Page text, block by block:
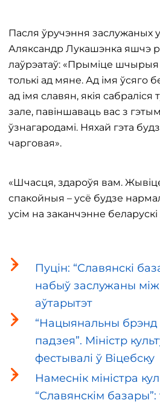
Пасля ўручэння заслужаных
Аляксандр Лукашэнка яшчэ
лаўрэатаў: «Прыміце шчырыя
толькі ад мяне. Ад імя ўсяго
ад імя славян, якія сабраліся
зале, павіншаваць вас з
ўзнагародамі. Няхай гэта
чарговая».
«Шчасця, здароўя вам.
спакойныя – усё будзе
усім на заканчэнне беларускі
Пуцін: “Славянскі
набыў заслужаны
аўтарытэт
“Нацыянальны брэнд
падзея”. Міністр
фестывалі ў Віцебску
Намеснік міністра
“Славянскім базары”: